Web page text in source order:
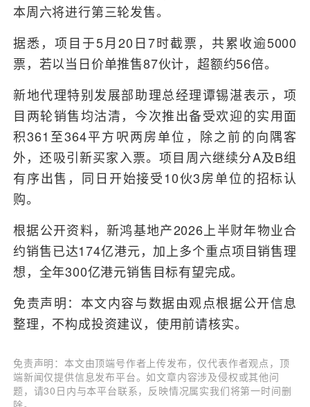
本周六将进行第三轮发售。
据悉，项目于5月20日7时截票，共累收逾5000
票，若以当日价单推售87伙计，超额约56倍。
新地代理特别发展部助理总经理谭锡湛表示，项
目两轮销售均沽清，今次推出备受欢迎的实用面
积361至364平方呎两房单位，除之前的向隅客
外，还吸引新买家入票。项目周六继续分A及B组
有序出售，同日开始接受10伙3房单位的招标认
购。
根据公开资料，新鸿基地产2026上半财年物业合
约销售已达174亿港元，加上多个重点项目销售理
想，全年300亿港元销售目标有望完成。
免责声明：本文内容与数据由观点根据公开信息
整理，不构成投资建议，使用前请核实。
免责声明：本文由顶端号作者上传发布，仅代表作者观点，顶
端新闻仅提供信息发布平台。如文章内容涉及侵权或其他问
题，请30日内与本平台联系，反映情况属实我们将第一时间删
除。